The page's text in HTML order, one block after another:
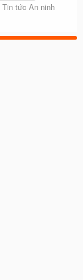
Tin tức An ninh